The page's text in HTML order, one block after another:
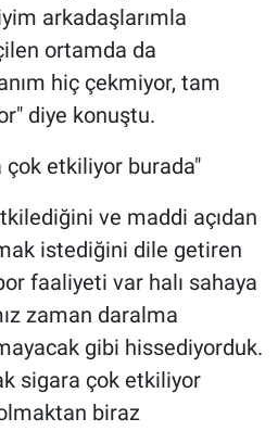
arkadaşlarımla
ortamda da
hiç çekmiyor, tam
diye konuştu.
etkiliyor burada"
ve maddi açıdan
istediğini dile getiren
faaliyeti var halı sahaya
zaman daralma
gibi hissediyorduk.
sigara çok etkiliyor
biraz